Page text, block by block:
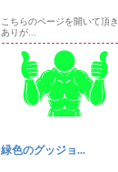
こちらのページを開いて頂き
ありが...
緑色のグッジョ...